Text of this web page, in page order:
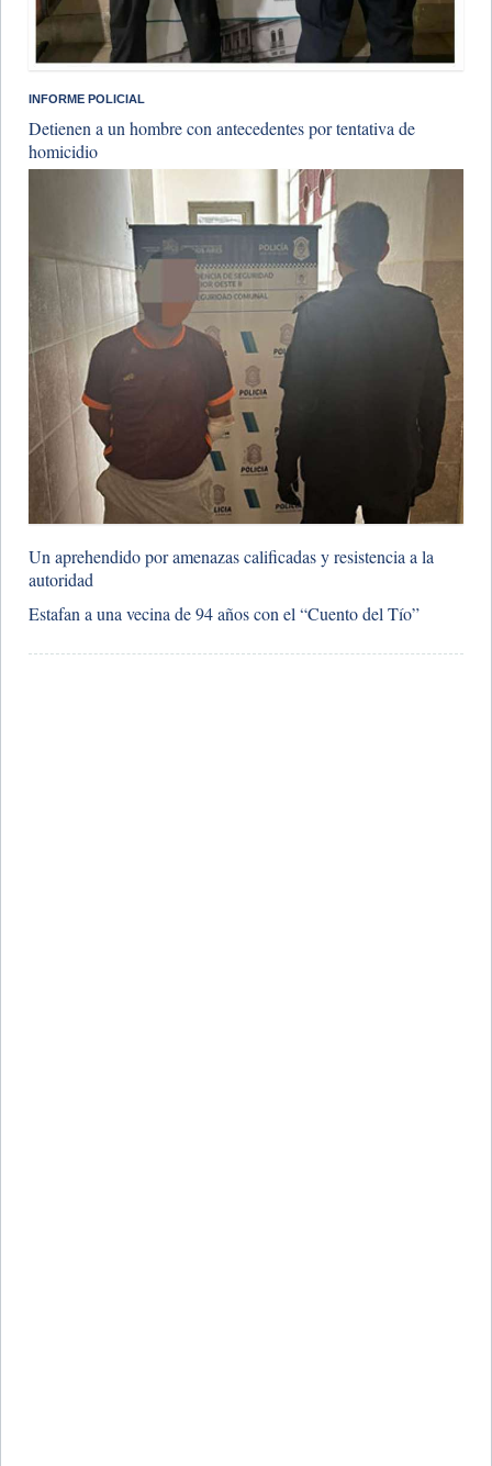
INFORME POLICIAL
Detienen a un hombre con antecedentes por tentativa de
homicidio
​Un aprehendido por amenazas calificadas y resistencia a la
autoridad
​Estafan a una vecina de 94 años con el “Cuento del Tío”